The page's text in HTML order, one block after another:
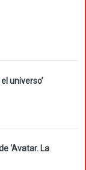
universo’
‘Avatar. La